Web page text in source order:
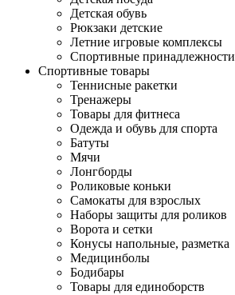
Детская обувь
Рюкзаки детские
Летние игровые комплексы
Спортивные принадлежности
Спортивные товары
Теннисные ракетки
Тренажеры
Товары для фитнеса
Одежда и обувь для спорта
Батуты
Мячи
Лонгборды
Роликовые коньки
Самокаты для взрослых
Наборы защиты для роликов
Ворота и сетки
Конусы напольные, разметка
Медицинболы
Бодибары
Товары для единоборств